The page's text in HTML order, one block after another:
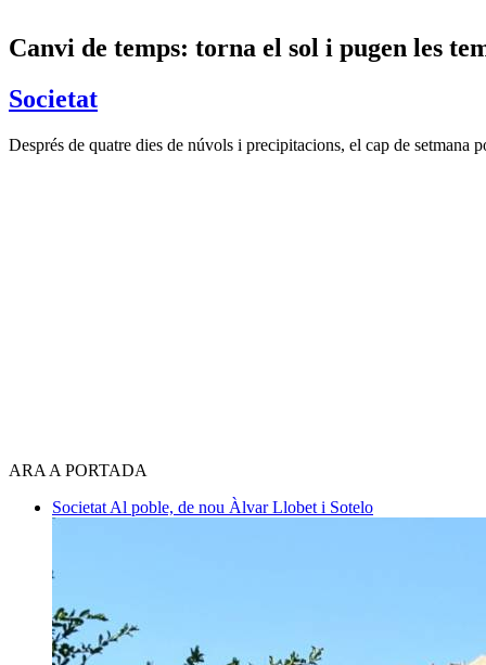
Canvi de temps: torna el sol i pugen les
Societat
Després de quatre dies de núvols i precipitacions, el cap de setmana
ARA A PORTADA
Societat Al poble, de nou Àlvar Llobet i Sotelo